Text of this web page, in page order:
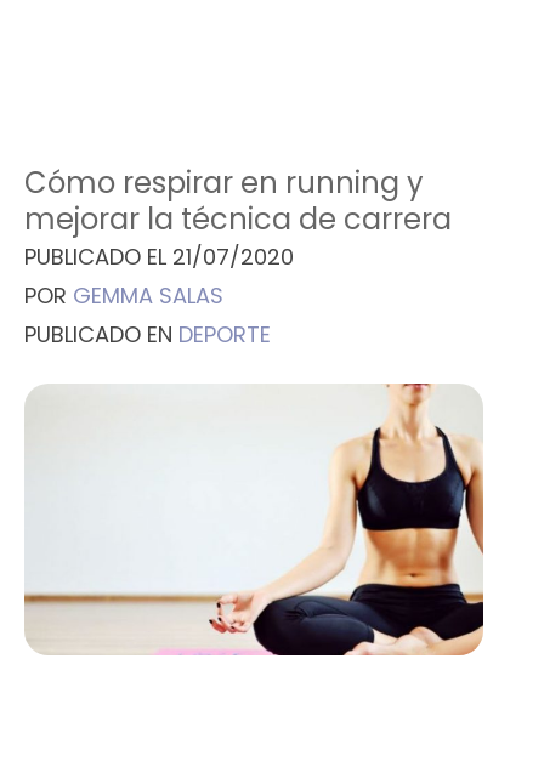
Cómo respirar en running y
mejorar la técnica de carrera
PUBLICADO EL 21/07/2020
POR GEMMA SALAS
PUBLICADO EN DEPORTE